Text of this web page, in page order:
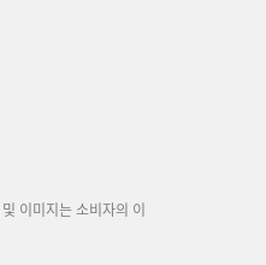
이미지는 소비자의 이